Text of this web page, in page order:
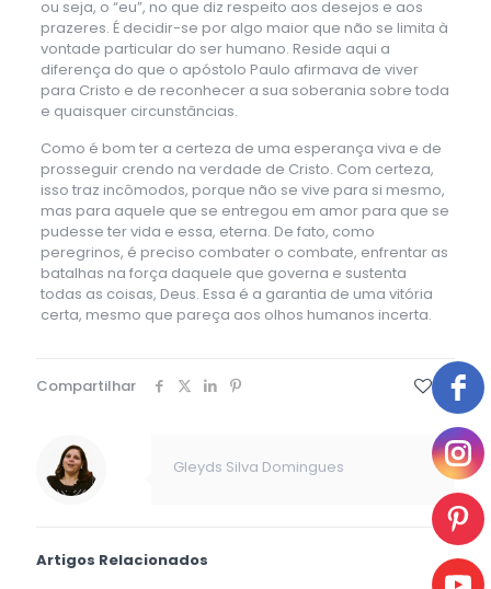
ou seja, o “eu”, no que diz respeito aos desejos e aos
prazeres. É decidir-se por algo maior que não se limita à
vontade particular do ser humano. Reside aqui a
diferença do que o apóstolo Paulo afirmava de viver
para Cristo e de reconhecer a sua soberania sobre toda
e quaisquer circunstâncias.
Como é bom ter a certeza de uma esperança viva e de
prosseguir crendo na verdade de Cristo. Com certeza,
isso traz incômodos, porque não se vive para si mesmo,
mas para aquele que se entregou em amor para que se
pudesse ter vida e essa, eterna. De fato, como
peregrinos, é preciso combater o combate, enfrentar as
batalhas na força daquele que governa e sustenta
todas as coisas, Deus. Essa é a garantia de uma vitória
certa, mesmo que pareça aos olhos humanos incerta.
Compartilhar 16
Gleyds Silva Domingues
Artigos Relacionados